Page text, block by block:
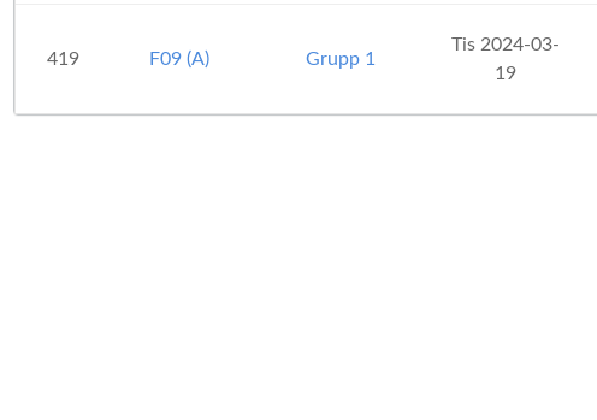
419 F09 (A) Grupp 1
Tis 2024-03-
19